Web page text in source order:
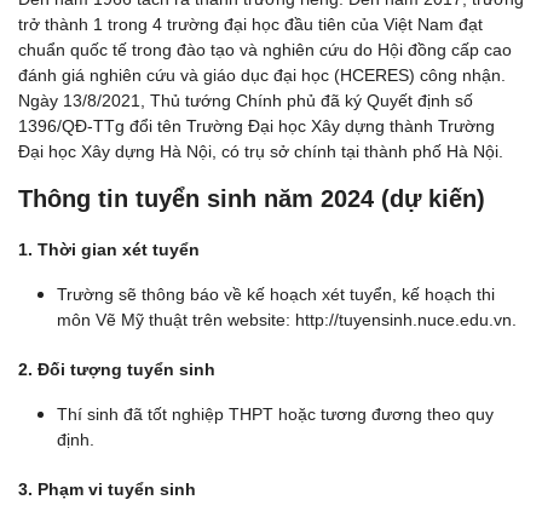
trở thành 1 trong 4 trường đại học đầu tiên của Việt Nam đạt
chuẩn quốc tế trong đào tạo và nghiên cứu do Hội đồng cấp cao
đánh giá nghiên cứu và giáo dục đại học (HCERES) công nhận.
Ngày 13/8/2021, Thủ tướng Chính phủ đã ký Quyết định số
1396/QĐ-TTg đổi tên Trường Đại học Xây dựng thành Trường
Đại học Xây dựng Hà Nội, có trụ sở chính tại thành phố Hà Nội.
Thông tin tuyển sinh năm 2024 (dự kiến)
1. Thời gian xét tuyển
Trường sẽ thông báo về kế hoạch xét tuyển, kế hoạch thi
môn Vẽ Mỹ thuật trên website: http://tuyensinh.nuce.edu.vn.
2. Đối tượng tuyển sinh
Thí sinh đã tốt nghiệp THPT hoặc tương đương theo quy
định.
3. Phạm vi tuyển sinh